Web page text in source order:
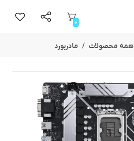
0
همه محصولات مادربورد